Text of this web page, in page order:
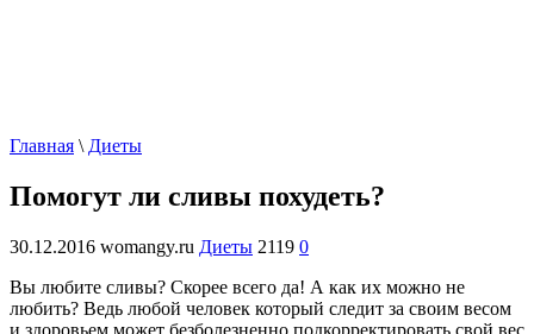
Главная \ Диеты
Помогут ли сливы похудеть?
30.12.2016 womangy.ru Диеты 2119 0
Вы любите сливы? Скорее всего да! А как их можно не
любить? Ведь любой человек который следит за своим весом
и здоровьем может безболезненно подкорректировать свой вес